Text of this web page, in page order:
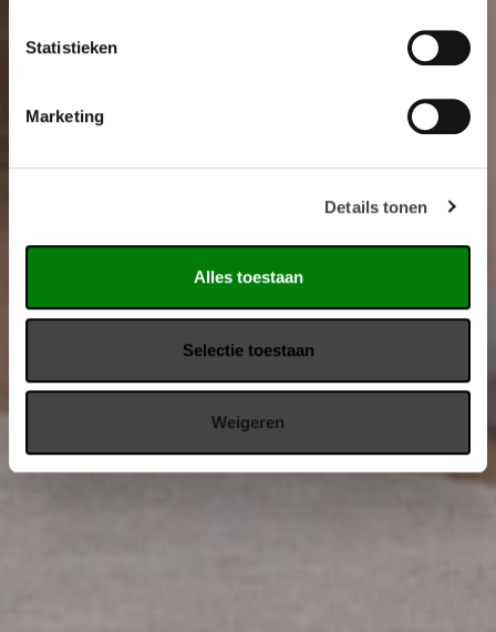
Statistieken
Marketing
Details tonen
Alles toestaan
Selectie toestaan
Weigeren